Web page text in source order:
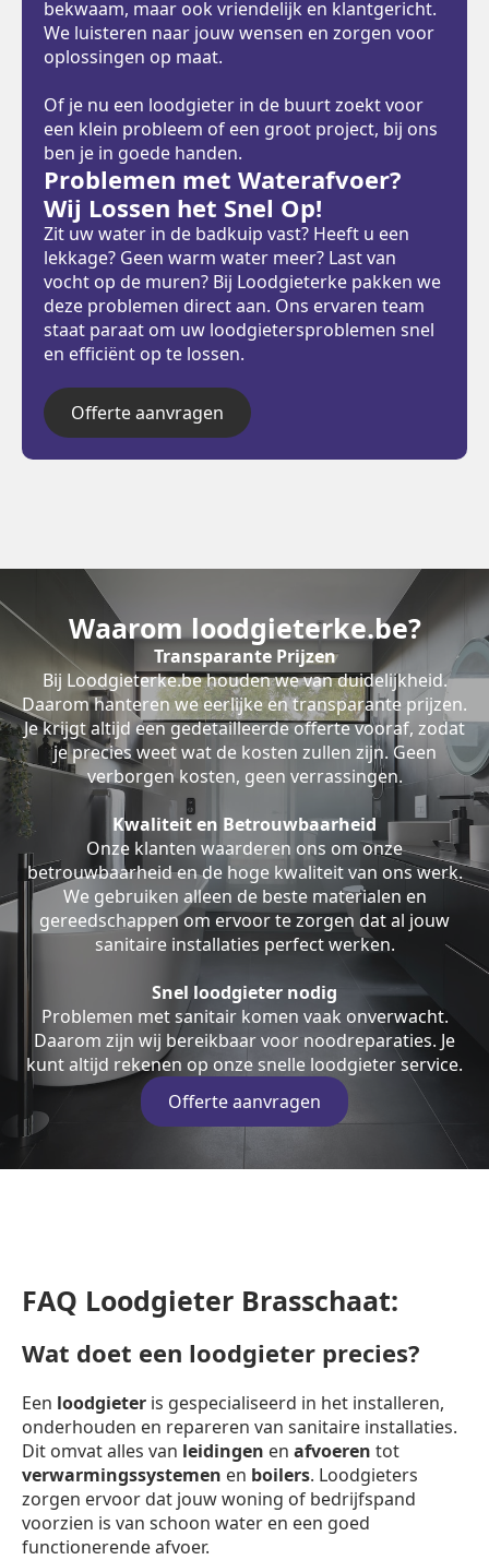
bekwaam, maar ook vriendelijk en klantgericht.
We luisteren naar jouw wensen en zorgen voor
oplossingen op maat.
Of je nu een loodgieter in de buurt zoekt voor
een klein probleem of een groot project, bij ons
ben je in goede handen.
Problemen met Waterafvoer?
Wij Lossen het Snel Op!
Zit uw water in de badkuip vast? Heeft u een
lekkage? Geen warm water meer? Last van
vocht op de muren? Bij Loodgieterke pakken we
deze problemen direct aan. Ons ervaren team
staat paraat om uw loodgietersproblemen snel
en efficiënt op te lossen.
Offerte aanvragen
Waarom loodgieterke.be?
Transparante Prijzen
Bij Loodgieterke.be houden we van duidelijkheid.
Daarom hanteren we eerlijke en transparante prijzen.
Je krijgt altijd een gedetailleerde offerte vooraf, zodat
je precies weet wat de kosten zullen zijn. Geen
verborgen kosten, geen verrassingen.
Kwaliteit en Betrouwbaarheid
Onze klanten waarderen ons om onze
betrouwbaarheid en de hoge kwaliteit van ons werk.
We gebruiken alleen de beste materialen en
gereedschappen om ervoor te zorgen dat al jouw
sanitaire installaties perfect werken.
Snel loodgieter nodig
Problemen met sanitair komen vaak onverwacht.
Daarom zijn wij bereikbaar voor noodreparaties. Je
kunt altijd rekenen op onze snelle loodgieter service.
Offerte aanvragen
FAQ Loodgieter Brasschaat:
Wat doet een loodgieter precies?
Een loodgieter is gespecialiseerd in het installeren,
onderhouden en repareren van sanitaire installaties.
Dit omvat alles van leidingen en afvoeren tot
verwarmingssystemen en boilers. Loodgieters
zorgen ervoor dat jouw woning of bedrijfspand
voorzien is van schoon water en een goed
functionerende afvoer.